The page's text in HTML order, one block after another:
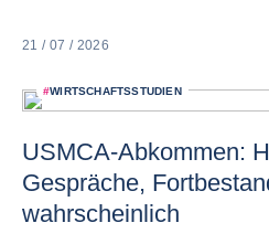
21 / 07 / 2026
#WIRTSCHAFTSSTUDIEN
USMCA-Abkommen:
Gespräche,
wahrscheinlich